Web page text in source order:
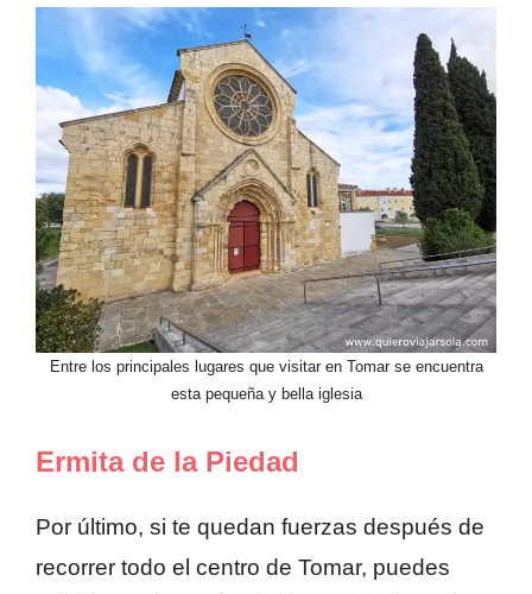
Entre los principales lugares que visitar en Tomar se encuentra
esta pequeña y bella iglesia
Ermita de la Piedad
Por último, si te quedan fuerzas después de
recorrer todo el centro de Tomar, puedes